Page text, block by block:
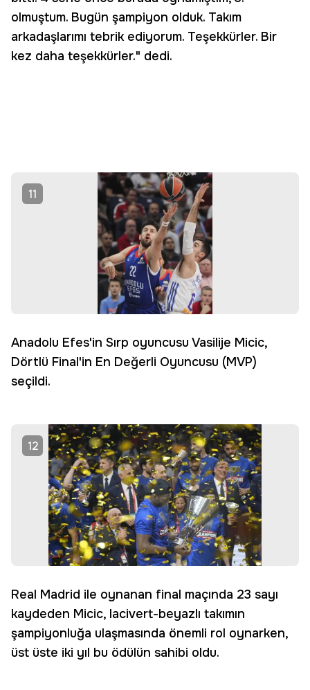
olmuştum. Bugün şampiyon olduk. Takım
arkadaşlarımı tebrik ediyorum. Teşekkürler. Bir
kez daha teşekkürler." dedi.
11
Anadolu Efes'in Sırp oyuncusu Vasilije Micic,
Dörtlü Final'in En Değerli Oyuncusu (MVP)
seçildi.
12
Real Madrid ile oynanan final maçında 23 sayı
kaydeden Micic, lacivert-beyazlı takımın
şampiyonluğa ulaşmasında önemli rol oynarken,
üst üste iki yıl bu ödülün sahibi oldu.